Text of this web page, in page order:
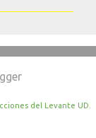
del Levante UD.